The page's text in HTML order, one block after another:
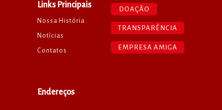
Nossa História
Notícias
Contatos
DOAÇÃO
Links Principais
Endereços
TRANSPARÊNCIA
EMPRESA AMIGA